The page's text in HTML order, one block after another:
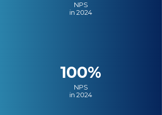
NPS
in 2024
100%
NPS
in 2024